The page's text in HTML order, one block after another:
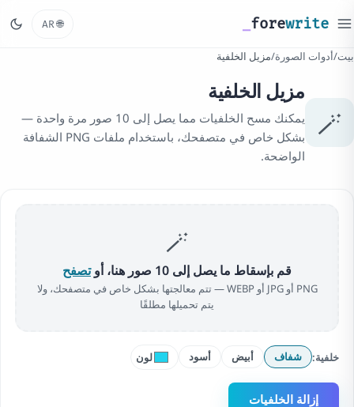
forewrite
🌐
AR
بيت/أدوات الصورة/مزيل الخلفية
🪄
مزيل الخلفية
يمكنك مسح الخلفيات مما يصل إلى 10 صور مرة واحدة —
بشكل خاص في متصفحك، باستخدام ملفات PNG الشفافة
الواضحة.
🪄
قم بإسقاط ما يصل إلى 10 صور هنا، أو تصفح
PNG أو JPG أو WEBP — تتم معالجتها بشكل خاص في متصفحك، ولا
يتم تحميلها مطلقًا
خلفية: شفاف أبيض أسود لون
إزالة الخلفيات